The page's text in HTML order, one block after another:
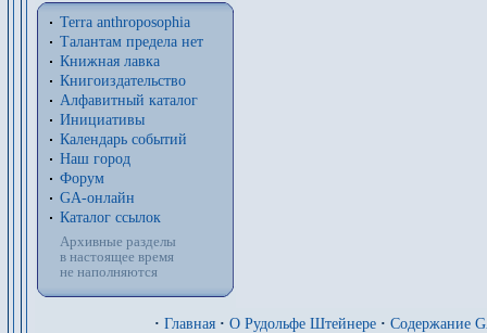
Terra anthroposophia
Талантам предела нет
Книжная лавка
Книгоиздательство
Алфавитный каталог
Инициативы
Календарь событий
Наш город
Форум
GA-онлайн
Каталог ссылок
Архивные разделы
в настоящее время
не наполняются
· Главная · О Рудольфе Штейнере · Содержание